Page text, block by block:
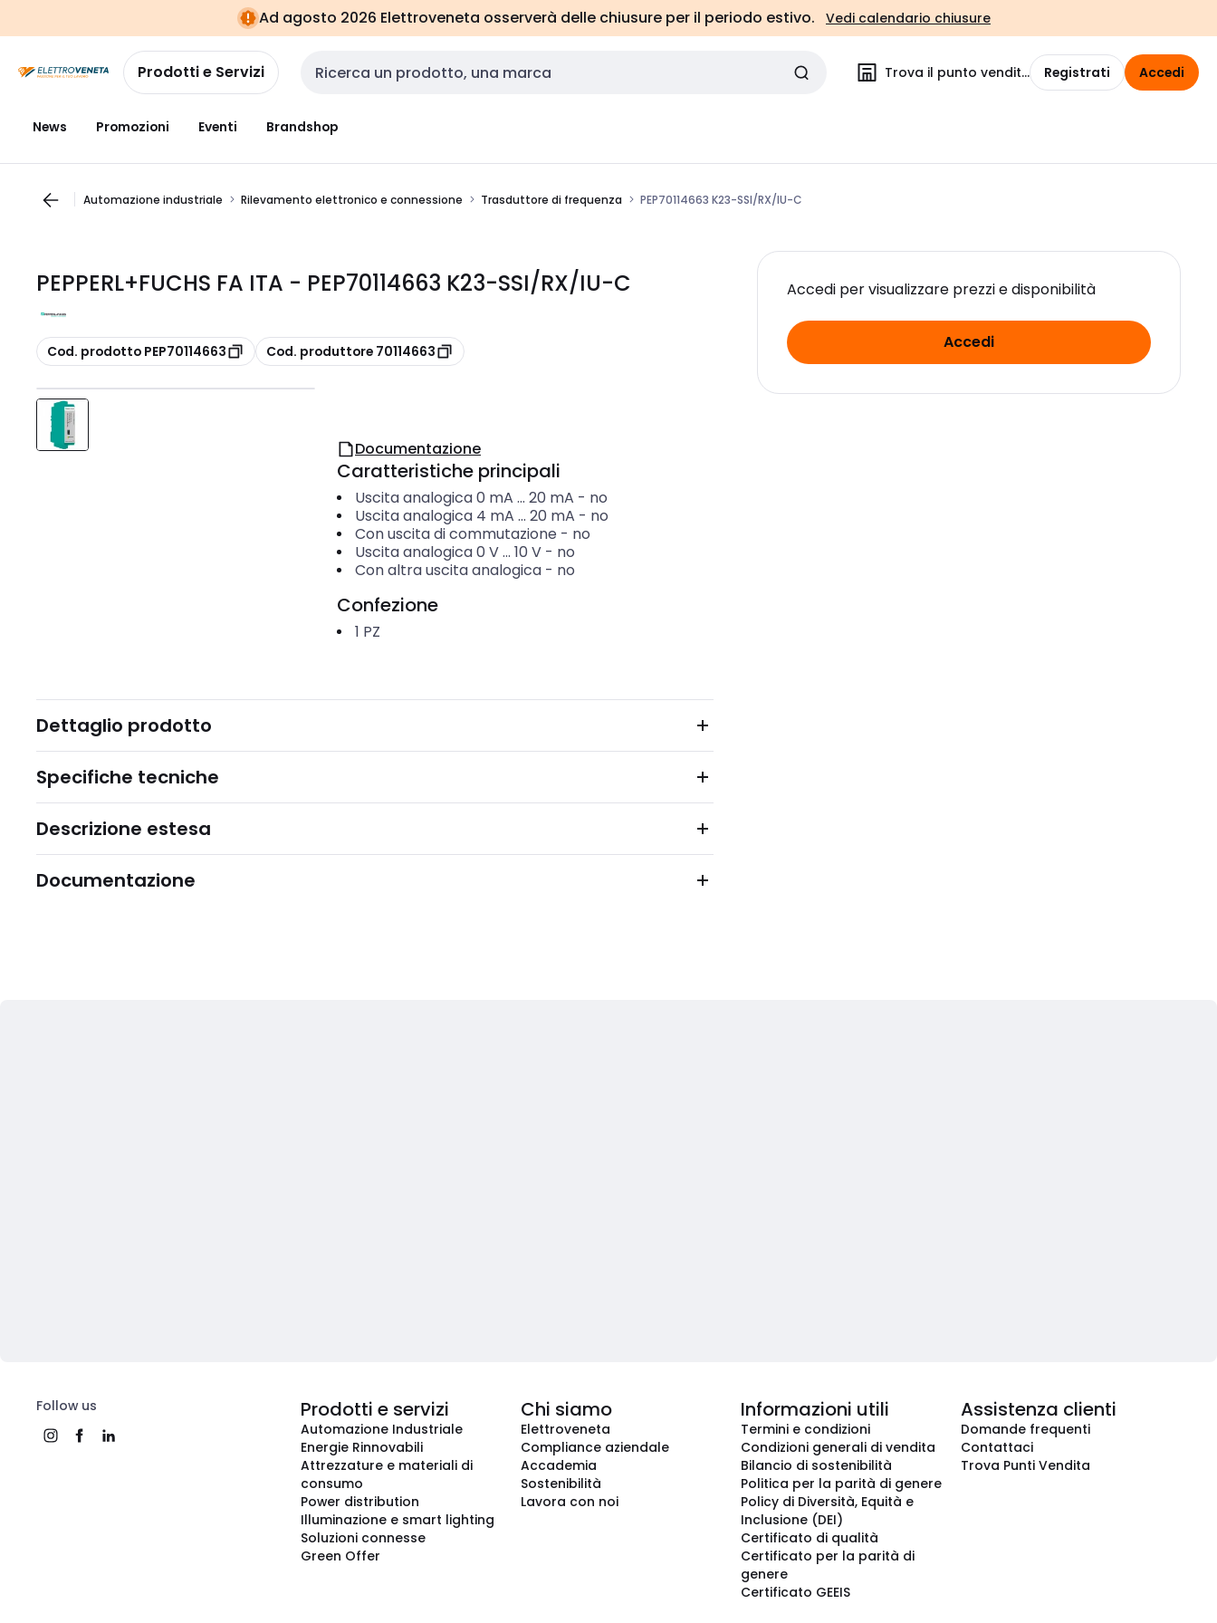
navigazionealla
pagina
Ad agosto 2026 Elettroveneta osserverà delle chiusure per il periodo estivo. Vedi calendario chiusure
Prodotti e Servizi Cerca input Trova il punto vendita Registrati Accedi
News Promozioni Eventi Brandshop
Automazione industriale Rilevamento elettronico e connessione Trasduttore di frequenza PEP70114663 K23-SSI/RX/IU-C
PEPPERL+FUCHS FA ITA - PEP70114663 K23-SSI/RX/IU-C
copia
Cod. prodotto PEP70114663 copia
Cod. produttore 70114663
Accedi per visualizzare prezzi e disponibilità
Accedi
Documentazione
Caratteristiche principali
Uscita analogica 0 mA ... 20 mA - no
Uscita analogica 4 mA ... 20 mA - no
Con uscita di commutazione - no
Uscita analogica 0 V ... 10 V- no
Con altra uscita analogica- no
Confezione
1 PZ
Dettaglio prodotto
Specifiche tecniche
Descrizione estesa
Documentazione
Follow us Prodotti e servizi
Automazione Industriale
Energie Rinnovabili
Attrezzature e materiali di
consumo
Power distribution
Illuminazione e smart lighting
Soluzioni connesse
Green Offer
Chi siamo
Elettroveneta
Compliance aziendale
Accademia
Sostenibilità
Lavora con noi
Informazioni utili
Termini e condizioni
Condizioni generali di vendita
Bilancio di sostenibilità
Politica per la parità di genere
Policy di Diversità, Equità e
Inclusione (DEI)
Certificato di qualità
Certificato per la parità di
genere
Certificato GEEIS
Assistenza clienti
Domande frequenti
Contattaci
Trova Punti Vendita